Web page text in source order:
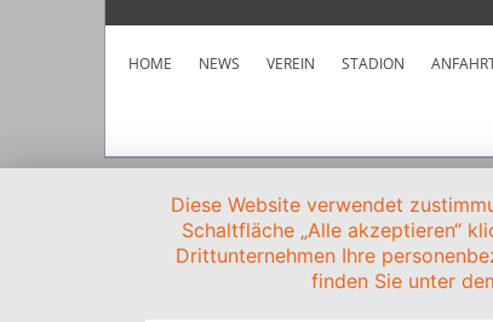
HOME NEWS VEREIN STADION
Diese Website verwendet
Schaltfläche „Alle akzeptieren“
Drittunternehmen Ihre
finden Sie unter